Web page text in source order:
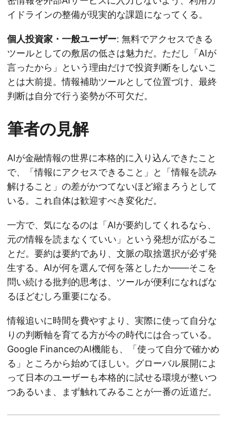
イドラインの整備が現実的な課題になってくる。
個人投資家・一般ユーザー: 無料でアクセスできる
ツールとしての敷居の低さは魅力だ。ただし「AIが
言ったから」という理由だけで投資判断をしないこ
とは大前提。情報補助ツールとして位置づけ、最終
判断は自分で行う姿勢が不可欠だ。
筆者の見解
AIが金融情報の世界に本格的に入り込んできたこと
で、「情報にアクセスできること」と「情報を読み
解けること」の差がかつてないほど縮まろうとして
いる。これ自体は歓迎すべき変化だ。
一方で、気になるのは「AIが要約してくれるなら、
元の情報を読まなくていい」という発想が広がるこ
とだ。要約は要約であり、文脈の取捨選択が必ず発
生する。AIが何を選んで何を落としたか——そこを
問い続ける批判的思考は、ツールが便利になればな
るほどむしろ重要になる。
情報追いに時間を費やすより、実際に使って自分な
りの判断軸を育てる方が今の時代には合っている。
Google FinanceのAI機能も、「使って自分で確かめ
る」ところから始めてほしい。グローバル展開によ
って日本のユーザーも本格的に試せる環境が整いつ
つあるいま、まず触れてみることが一番の近道だ。